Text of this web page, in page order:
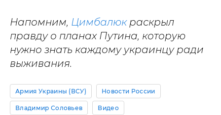
Напомним, Цимбалюкраскрыл
правду о планах Путина, которую
нужно знать каждому украинцу ради
выживания.
Армия Украины (ВСУ) Новости России
Владимир Соловьев Видео